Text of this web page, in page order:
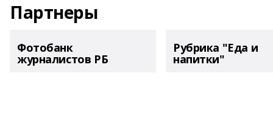
Партнеры
Фотобанк
журналистов РБ
Рубрика "Еда и
напитки"